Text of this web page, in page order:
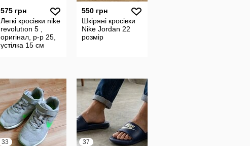
575 грн
Легкі кросівки nike
revolutıon 5 ,
оригінал, р-р 25,
устілка 15 см
550 грн
Шкіряні кросівки
Nike Jordan 22
розмір
33 37